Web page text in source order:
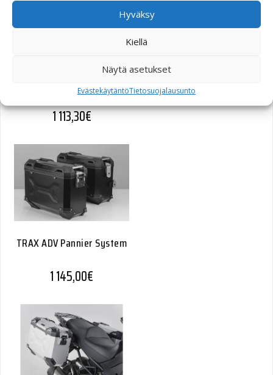
Hyväksy
Kiellä
Näytä asetukset
EvästekäytäntöTietosuojalausunto
TRAX ADV Pannier System
1 113,30€
TRAX ADV Pannier System
1 145,00€